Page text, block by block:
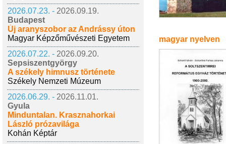
2026.07.23. - 2026.09.19.
Budapest
Új aranyszobor az Andrássy úton
Magyar Képzőművészeti Egyetem
2026.07.22. - 2026.09.20.
Sepsiszentgyörgy
A székely himnusz története
Székely Nemzeti Múzeum
2026.06.29. - 2026.11.01.
Gyula
Minduntalan. Krasznahorkai
László prózavilága
Kohán Képtár
magyar nyelven